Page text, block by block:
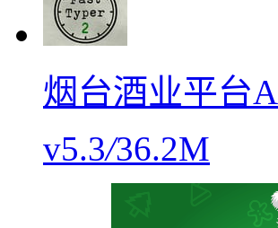
烟台酒业平台
v5.3/36.2M